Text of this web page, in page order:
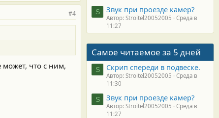
#4
что с ним,
S Звук при проезде камер?
Автор: Stroitel20052005
Среда в
11:27
Самое читаемое за 5 дней
S Скрип спереди в подвеске.
Автор: Stroitel20052005
Среда в
11:30
S Звук при проезде камер?
Автор: Stroitel20052005
Среда в
11:27